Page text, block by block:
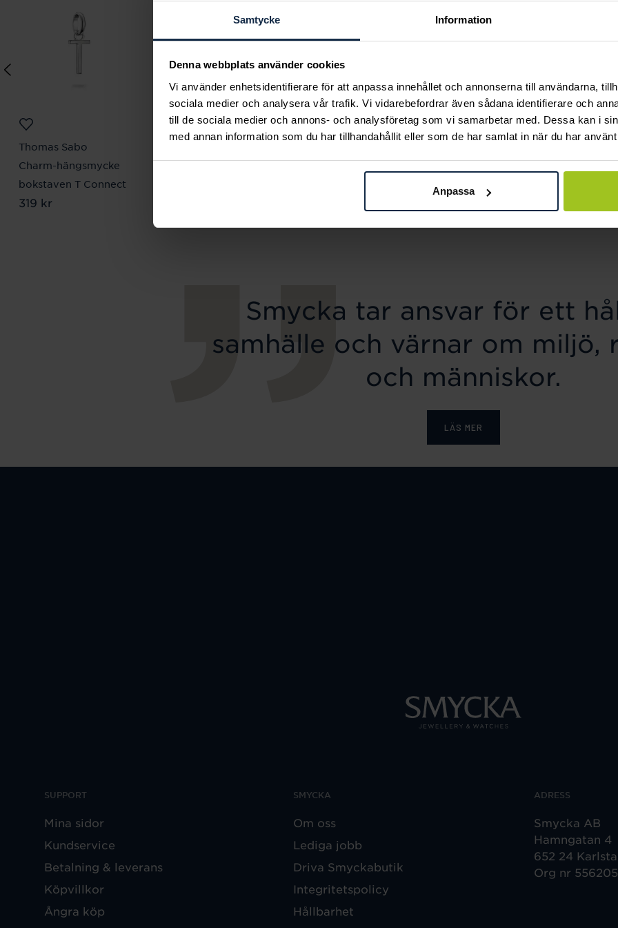
Samtycke Information
Denna webbplats använder cookies
Vi använder enhetsidentifierare för att anpassa innehållet och annonserna till användarna,
sociala medier och analysera vår trafik. Vi vidarebefordrar även sådana identifierare och
till de sociala medier och annons- och analysföretag som vi samarbetar med. Dessa kan i
med annan information som du har tillhandahållit eller som de har samlat in när du har
Anpassa
Thomas Sabo
Charm-hängsmycke
bokstaven T Connect
Pris :319 kr
319 kr
Charm-hängsmycke
Charm-armband
Ärtkedja silver 70 cm
Smycka tar ansvar för ett
samhälle och värnar om miljö,
och människor.
LÄS MER
SUPPORT
Mina sidor
Kundservice
Betalning & leverans
Köpvillkor
Ångra köp
SMYCKA
Om oss
Lediga jobb
Driva Smyckabutik
Integritetspolicy
Hållbarhet
ADRESS
Smycka AB
Hamngatan 4
652 24
Org nr